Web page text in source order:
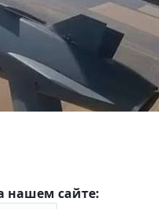
нашем сайте: